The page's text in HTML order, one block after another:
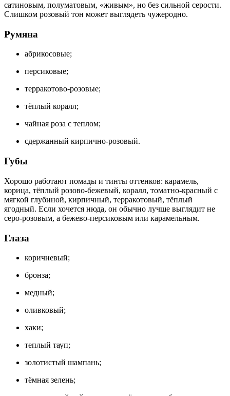
сатиновым, полуматовым, «живым», но без сильной серости.
Слишком розовый тон может выглядеть чужеродно.
Румяна
абрикосовые;
персиковые;
терракотово-розовые;
тёплый коралл;
чайная роза с теплом;
сдержанный кирпично-розовый.
Губы
Хорошо работают помады и тинты оттенков: карамель,
корица, тёплый розово-бежевый, коралл, томатно-красный с
мягкой глубиной, кирпичный, терракотовый, тёплый
ягодный. Если хочется нюда, он обычно лучше выглядит не
серо-розовым, а бежево-персиковым или карамельным.
Глаза
коричневый;
бронза;
медный;
оливковый;
хаки;
теплый тауп;
золотистый шампань;
тёмная зелень;